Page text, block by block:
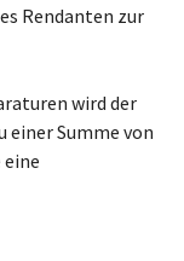
Rendanten zur
wird der
einer Summe von